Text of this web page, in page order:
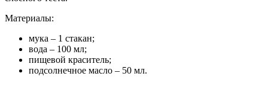
Материалы:
мука – 1 стакан;
вода – 100 мл;
пищевой краситель;
подсолнечное масло – 50 мл.